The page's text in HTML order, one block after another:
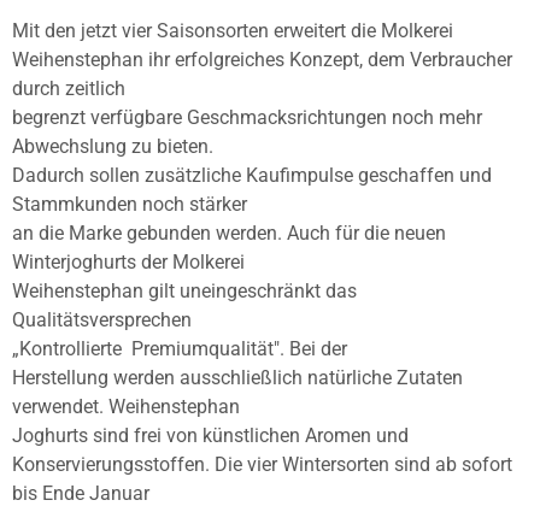
Mit den jetzt vier Saisonsorten erweitert die Molkerei
Weihenstephan ihr erfolgreiches Konzept, dem Verbraucher
durch zeitlich
begrenzt verfügbare Geschmacksrichtungen noch mehr
Abwechslung zu bieten.
Dadurch sollen zusätzliche Kaufimpulse geschaffen und
Stammkunden noch stärker
an die Marke gebunden werden. Auch für die neuen
Winterjoghurts der Molkerei
Weihenstephan gilt un­eingeschränkt das
Qualitätsversprechen
„Kontrollierte Premiumqualität". Bei der
Herstellung werden ausschließlich natürliche Zutaten
verwendet. Weihenstephan
Joghurts sind frei von künstlichen Aromen und
Konservierungsstoffen. Die vier Wintersorten sind ab sofort
bis Ende Januar